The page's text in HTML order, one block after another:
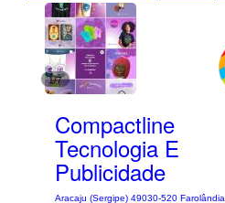
1/7
Compactline
Tecnologia E
Publicidade
Aracaju (Sergipe) 49030-520 Farolândia